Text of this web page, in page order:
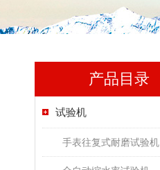
产品目录
试验机
手表往复式耐磨试验机